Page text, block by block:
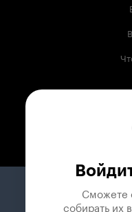
Сможете
собирать их